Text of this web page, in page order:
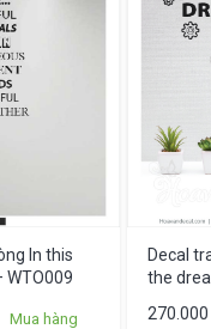
In this
WTO009
Mua hàng
Decal
the
270.000